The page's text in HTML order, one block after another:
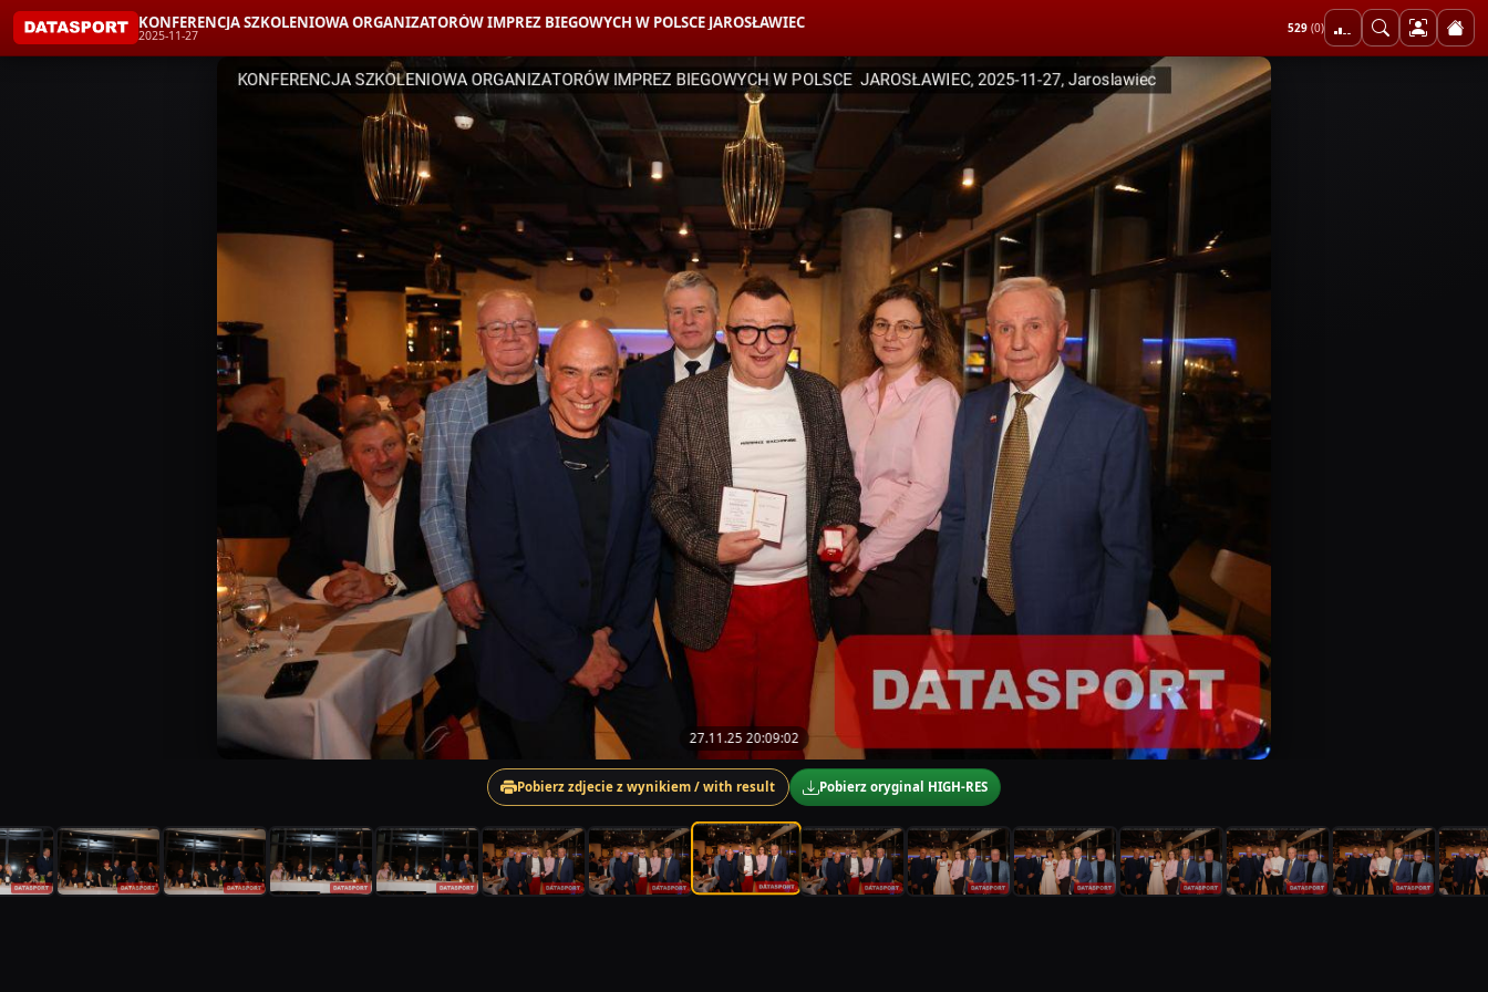
KONFERENCJA SZKOLENIOWA ORGANIZATORÓW IMPREZ BIEGOWYCH W POLSCE JAROSŁAWIEC
2025-11-27 529 (0)
27.11.25 20:09:02
Pobierz zdjecie z wynikiem / with result Pobierz oryginal HIGH-RES